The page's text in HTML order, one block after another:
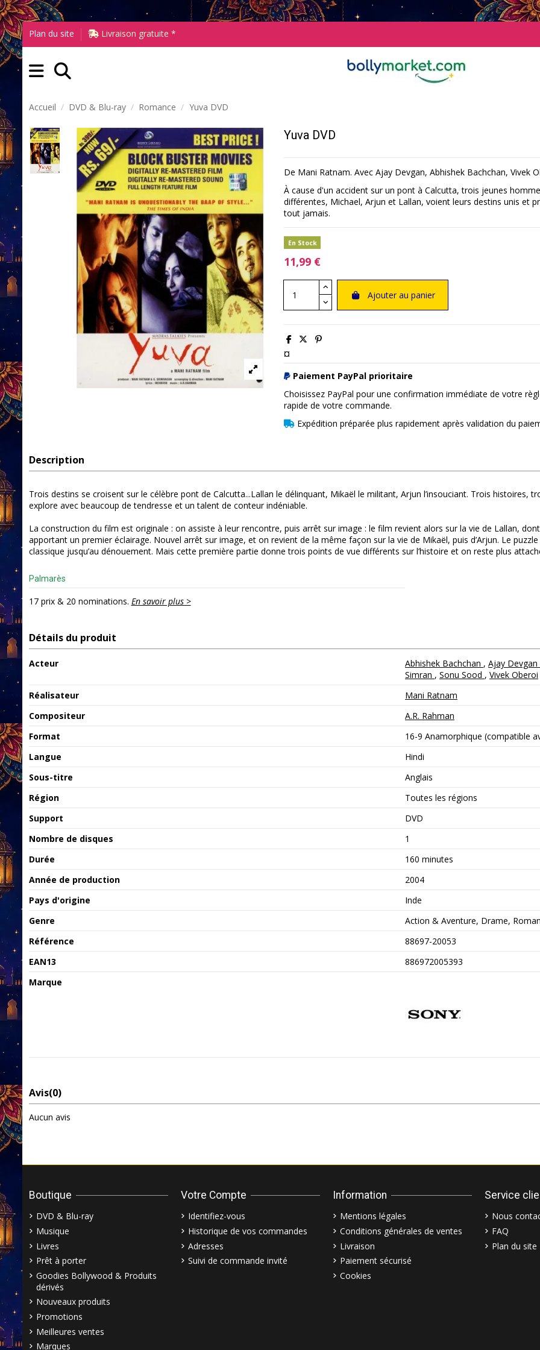
Plan du site Livraison gratuite *
Accueil DVD & Blu-ray Romance Yuva DVD
Yuva DVD
De Mani Ratnam. Avec Ajay Devgan, Abhishek Bachchan, Vivek
À cause d'un accident sur un pont à Calcutta, trois jeunes
différentes, Michael, Arjun et Lallan, voient leurs destins unis et
tout jamais.
En Stock
11,99 €
Ajouter au panier
¤
Paiement PayPal prioritaire
Choisissez PayPal pour une confirmation immédiate de votre
rapide de votre commande.
Expédition préparée plus rapidement après validation du
Description
Trois destins se croisent sur le célèbre pont de Calcutta...Lallan le délinquant, Mikaël le militant, Arjun l’insouciant. Trois histoires,
explore avec beaucoup de tendresse et un talent de conteur indéniable.
La construction du film est originale : on assiste à leur rencontre, puis arrêt sur image : le film revient alors sur la vie de Lallan,
apportant un premier éclairage. Nouvel arrêt sur image, et on revient de la même façon sur la vie de Mikaël, puis d’Arjun. Le
classique jusqu’au dénouement. Mais cette première partie donne trois points de vue différents sur l’histoire et on reste plus
Palmarès
17 prix & 20 nominations. En savoir plus >
Détails du produit
Acteur Abhishek Bachchan , Ajay Devgan
Simran , Sonu Sood , Vivek Oberoi
Réalisateur
Mani Ratnam
Compositeur
A.R. Rahman
Format
16-9 Anamorphique (compatible
Langue
Hindi
Sous-titre
Anglais
Région
Toutes les régions
Support
DVD
Nombre de disques
1
Durée
160 minutes
Année de production
2004
Pays d'origine
Inde
Genre
Action & Aventure, Drame,
Référence
88697-20053
EAN13
886972005393
Marque
Avis(0)
Aucun avis
Boutique
DVD & Blu-ray
Musique
Livres
Prêt à porter
Goodies Bollywood & Produits
dérivés
Nouveaux produits
Promotions
Meilleures ventes
Marques
Votre Compte
Identifiez-vous
Historique de vos commandes
Adresses
Suivi de commande invité
Information
Mentions légales
Conditions générales de ventes
Livraison
Paiement sécurisé
Cookies
Service
Nous
FAQ
Plan du site